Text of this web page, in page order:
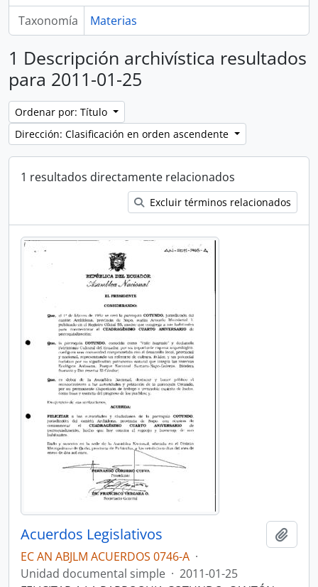
Taxonomía Materias
1 Descripción archivística resultados
para 2011-01-25
Ordenar por: Título
Dirección: Clasificación en orden ascendente
1 resultados directamente relacionados
Excluir términos relacionados
Acuerdos Legislativos
EC AN ABJLM ACUERDOS 0746-A ·
Unidad documental simple · 2011-01-25